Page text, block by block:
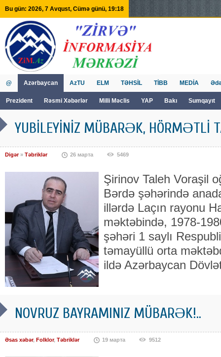
Bu gün: 2026, 7 Avqust, Cümə günü, 19:18
@ Azərbaycan
Prezident Rəsmi Xəbərlər Milli Məclis YAP Bakı Sumqayıt
Tv
AzTU ELM TƏHSİL TİBB MEDİA
YUBİLEYİNİZ MÜBARƏK, HÖRMƏTLİ
Digər» Təbriklər 26 марта 5469
Şirinov Taleh Voraşil
Bərdə şəhərində
illərdə Laçın rayonu
məktəbində, 1978-
şəhəri 1 saylı
təmayüllü orta
ildə Azərbaycan
NOVRUZ BAYRAMINIZ MÜBARƏK!..
Əsas xəbər, Folklor, Təbriklər 19 марта 9512